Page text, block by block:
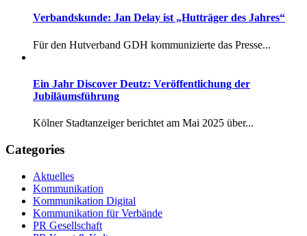
Verbandskunde: Jan Delay ist „Hutträger des Jahres“
Für den Hutverband GDH kommunizierte das Presse...
Ein Jahr Discover Deutz: Veröffentlichung der
Jubiläumsführung
Kölner Stadtanzeiger berichtet am Mai 2025 über...
Categories
Aktuelles
Kommunikation
Kommunikation Digital
Kommunikation für Verbände
PR Gesellschaft